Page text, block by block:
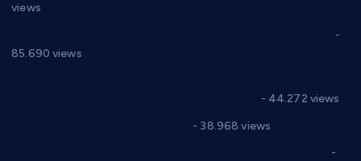
views
-
85.690 views
- 44.272 views
- 38.968 views
-